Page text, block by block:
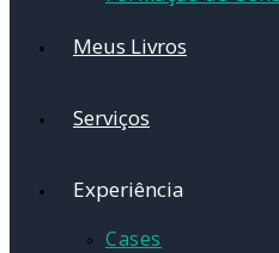
Meus Livros
Serviços
Experiência
Cases